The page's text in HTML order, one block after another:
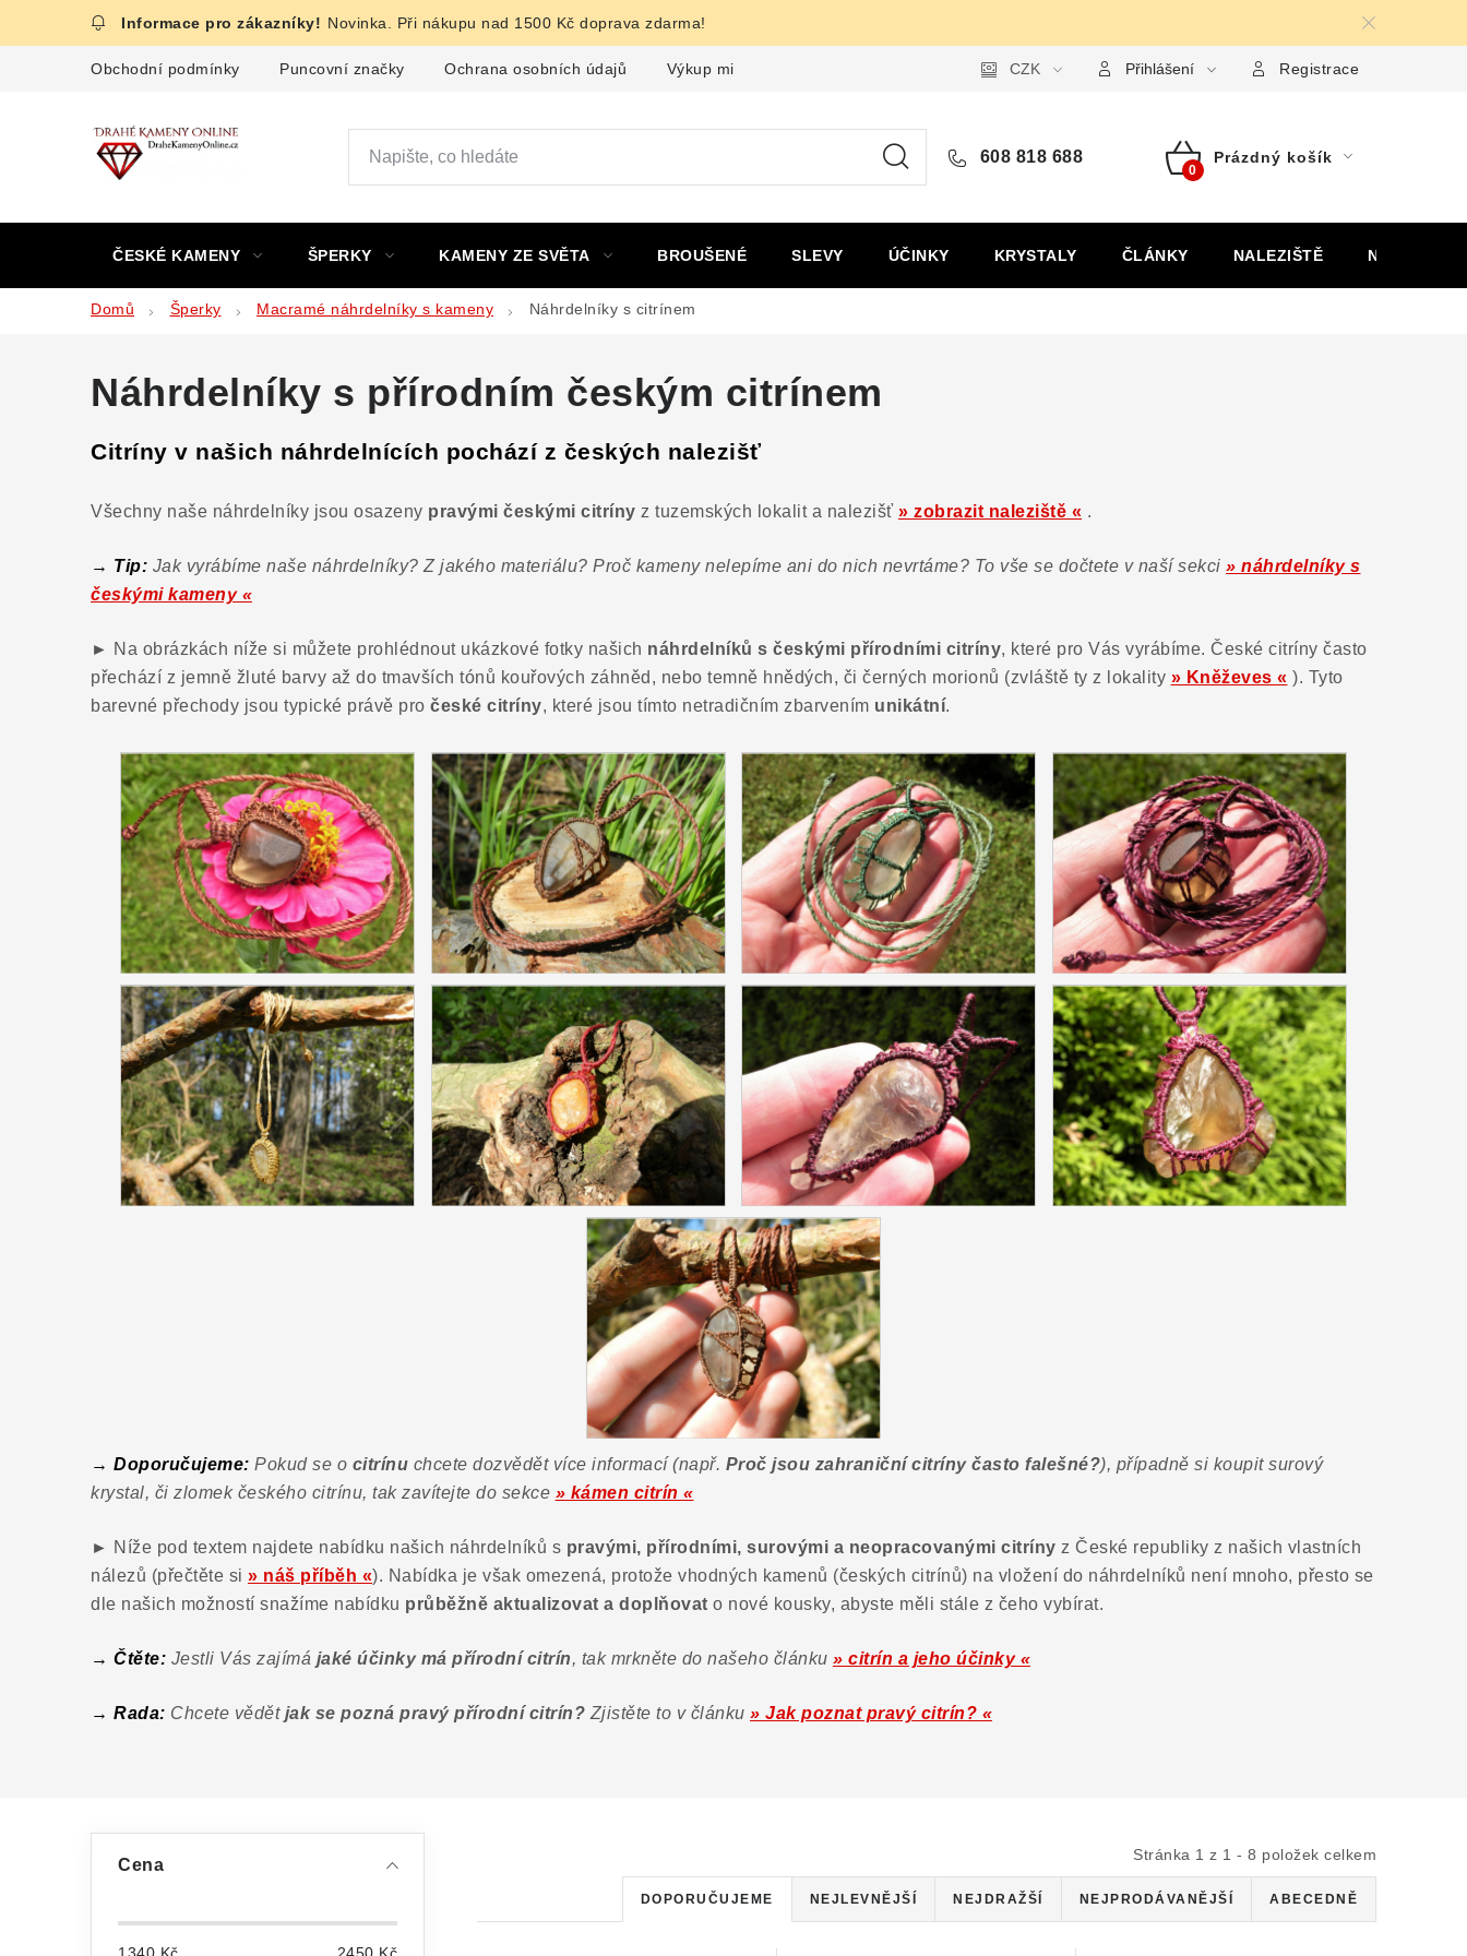
Novinka. Při nákupu nad 1500 Kč doprava zdarma!
Obchodní podmínky Puncovní značky Ochrana osobních údajů Výkup minerálů a drahých kamenů Formulář pro uplatnění reklamace Formulář pro odstoupení
CZK Přihlášení Registrace
608 818 688
Nákupní
Prázdný košík
ČESKÉ KAMENY ŠPERKY KAMENY ZE SVĚTA BROUŠENÉ SLEVY ÚČINKY KRYSTALY ČLÁNKY NALEZIŠTĚ NÁŠ PŘÍBĚH
Domů Šperky Macramé náhrdelníky s kameny Náhrdelníky s citrínem
Náhrdelníky s přírodním českým citrínem
Citríny v našich náhrdelnících pochází z českých nalezišť
Všechny naše náhrdelníky jsou osazeny pravými českými citríny z tuzemských lokalit a nalezišť » zobrazit naleziště « .
→ Tip: Jak vyrábíme naše náhrdelníky? Z jakého materiálu? Proč kameny nelepíme ani do nich nevrtáme? To vše se dočtete v naší sekci » náhrdelníky s
českými kameny «
► Na obrázkách níže si můžete prohlédnout ukázkové fotky našich náhrdelníků s českými přírodními citríny, které pro Vás vyrábíme. České citríny často
přechází z jemně žluté barvy až do tmavších tónů kouřových záhněd, nebo temně hnědých, či černých morionů (zvláště ty z lokality » Kněževes « ). Tyto
barevné přechody jsou typické právě pro české citríny, které jsou tímto netradičním zbarvením unikátní.
→ Doporučujeme: Pokud se o citrínu chcete dozvědět více informací (např. Proč jsou zahraniční citríny často falešné?), případně si koupit surový
krystal, či zlomek českého citrínu, tak zavítejte do sekce » kámen citrín «
► Níže pod textem najdete nabídku našich náhrdelníků s pravými, přírodními, surovými a neopracovanými citríny z České republiky z našich vlastních
nálezů (přečtěte si » náš příběh «). Nabídka je však omezená, protože vhodných kamenů (českých citrínů) na vložení do náhrdelníků není mnoho, přesto se
dle našich možností snažíme nabídku průběžně aktualizovat a doplňovat o nové kousky, abyste měli stále z čeho vybírat.
→ Čtěte: Jestli Vás zajímá jaké účinky má přírodní citrín, tak mrkněte do našeho článku » citrín a jeho účinky «
→ Rada: Chcete vědět jak se pozná pravý přírodní citrín? Zjistěte to v článku » Jak poznat pravý citrín? «
Cena
1340 Kč 2450 Kč
Stránka 1 z 1 - 8 položek celkem
Ř
DOPORUČUJEME NEJLEVNĚJŠÍ NEJDRAŽŠÍ NEJPRODÁVANĚJŠÍ ABECEDNĚ